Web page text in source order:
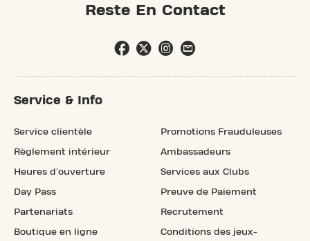
Reste En Contact
Service & Info
Service clientèle
Règlement intérieur
Heures d'ouverture
Day Pass
Partenariats
Boutique en ligne
Promotions Frauduleuses
Ambassadeurs
Services aux Clubs
Preuve de Paiement
Recrutement
Conditions des jeux-